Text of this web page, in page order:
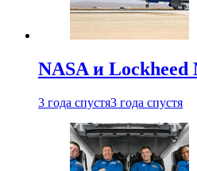
NASA и Lockheed
3 года спустя3 года спустя